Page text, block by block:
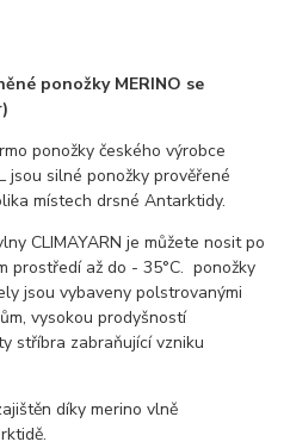
ponožky MERINO se
ponožky českého výrobce
jsou silné ponožky prověřené
místech drsné Antarktidy.
CLIMAYARN je můžete nosit po
prostředí až do - 35°C. ponožky
jsou vybaveny polstrovanými
vysokou prodyšností
stříbra zabraňující vzniku
díky merino vlně